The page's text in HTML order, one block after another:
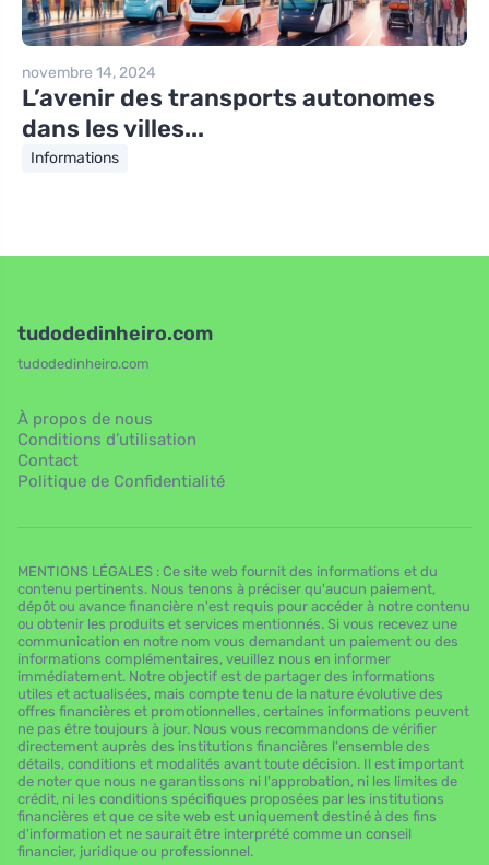
novembre 14, 2024
L’avenir des transports autonomes
dans les villes...
Informations
tudodedinheiro.com
tudodedinheiro.com
À propos de nous
Conditions d’utilisation
Contact
Politique de Confidentialité
MENTIONS LÉGALES : Ce site web fournit des informations et du
contenu pertinents. Nous tenons à préciser qu'aucun paiement,
dépôt ou avance financière n'est requis pour accéder à notre contenu
ou obtenir les produits et services mentionnés. Si vous recevez une
communication en notre nom vous demandant un paiement ou des
informations complémentaires, veuillez nous en informer
immédiatement. Notre objectif est de partager des informations
utiles et actualisées, mais compte tenu de la nature évolutive des
offres financières et promotionnelles, certaines informations peuvent
ne pas être toujours à jour. Nous vous recommandons de vérifier
directement auprès des institutions financières l'ensemble des
détails, conditions et modalités avant toute décision. Il est important
de noter que nous ne garantissons ni l'approbation, ni les limites de
crédit, ni les conditions spécifiques proposées par les institutions
financières et que ce site web est uniquement destiné à des fins
d'information et ne saurait être interprété comme un conseil
financier, juridique ou professionnel.